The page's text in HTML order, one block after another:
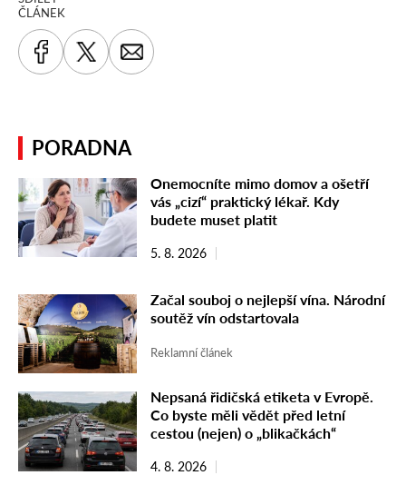
ČLÁNEK
PORADNA
Onemocníte mimo domov a ošetří
vás „cizí“ praktický lékař. Kdy
budete muset platit
5. 8. 2026
Začal souboj o nejlepší vína. Národní
soutěž vín odstartovala
Reklamní článek
Nepsaná řidičská etiketa v Evropě.
Co byste měli vědět před letní
cestou (nejen) o „blikačkách“
4. 8. 2026